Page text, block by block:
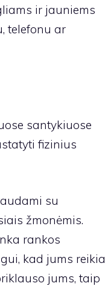
ir jauniems
telefonu ar
santykiuose
fizinius
su
žmonėmis.
rankos
kad jums reikia
jums, taip